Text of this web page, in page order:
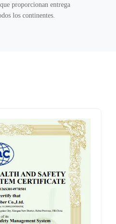
proporcionan entrega
los continentes.